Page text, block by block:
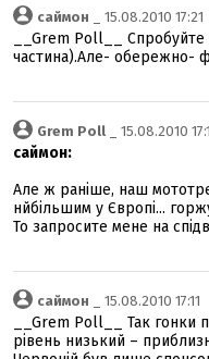
саймон _ 15.08.2010 17:21
__Grem Poll__ Cпробуйте
частина).Але- обережно-
Grem Poll _ 15.08.2010
саймон:
Але ж раніше, наш
нйбільшим у Європі...
То запросите мене на
саймон _ 15.08.2010 17:11
__Grem Poll__ Так гонки
рівень низький –